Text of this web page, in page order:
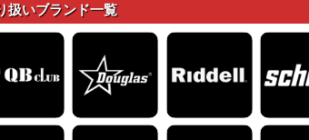
扱いブランド一覧